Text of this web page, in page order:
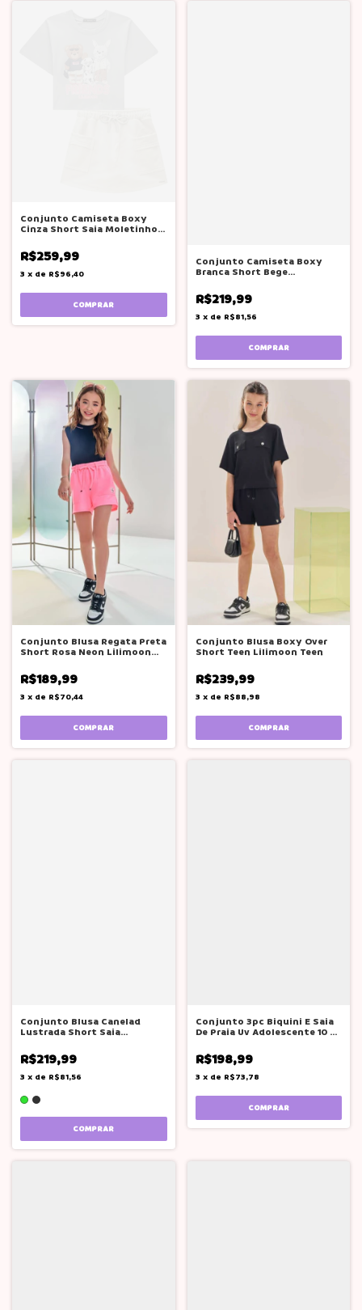
Conjunto Camiseta Boxy
Cinza Short Saia Moletinho
R$259,99
3 x de R$96,40
COMPRAR
Conjunto Camiseta Boxy
Branca Short Bege
R$219,99
3 x de R$81,56
COMPRAR
Conjunto Blusa Regata Preta
Short Rosa Neon Lilimoon
R$189,99
3 x de R$70,44
COMPRAR
Conjunto Blusa Boxy Over
Short Teen Lilimoon Teen
R$239,99
3 x de R$88,98
COMPRAR
Conjunto Blusa Canelad
Lustrada Short Saia
R$219,99
3 x de R$81,56
COMPRAR
Conjunto 3pc Biquini E Saia
De Praia Uv Adolescente 10 A
R$198,99
3 x de R$73,78
COMPRAR